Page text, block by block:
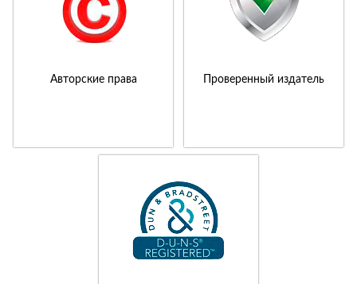
Авторские права Проверенный издатель